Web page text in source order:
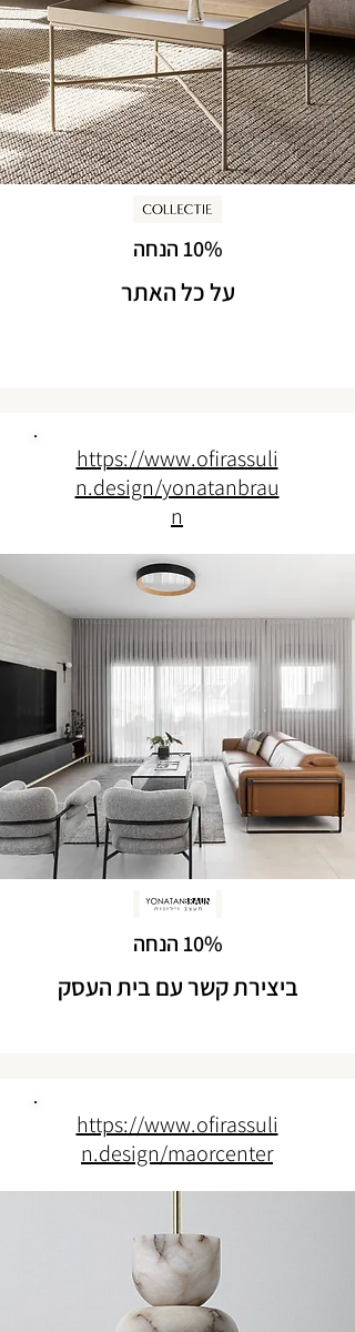
10% הנחה
על כל האתר
https://www.ofirassuli
n.design/yonatanbrau
n
10% הנחה
ביצירת קשר עם בית העסק
https://www.ofirassuli
n.design/maorcenter